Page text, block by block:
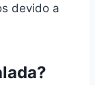
devido a